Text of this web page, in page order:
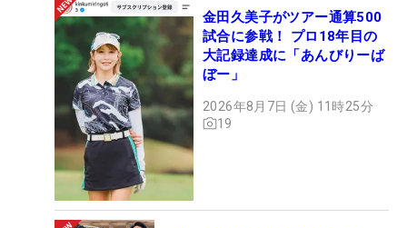
金田久美子がツアー通算500
試合に参戦！ プロ18年目の
大記録達成に「あんびりーば
ぼー」
2026年8月7日 (金) 11時25分
19